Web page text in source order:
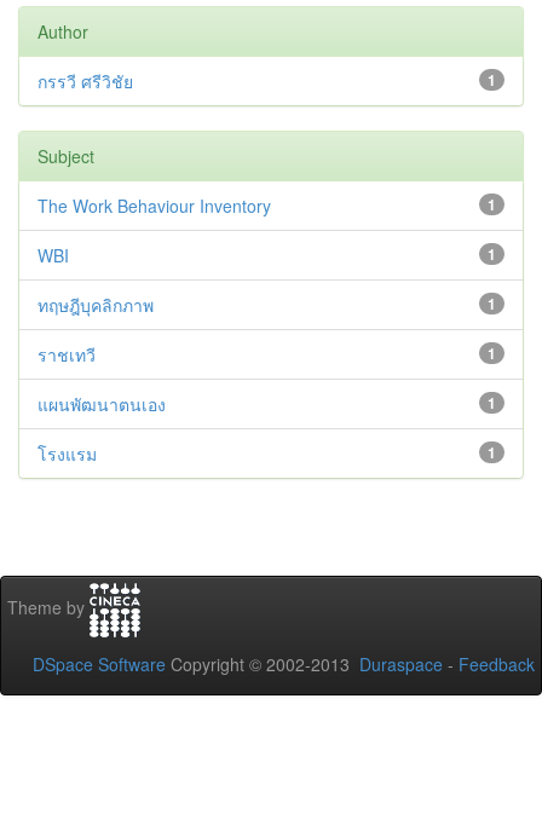
Author
1
กรรวี ศรีวิชัย
Subject
1
The Work Behaviour Inventory
1
WBI
1
ทฤษฎีบุคลิกภาพ
1
ราชเทวี
1
แผนพัฒนาตนเอง
1
โรงแรม
Theme by
DSpace Software Copyright © 2002-2013 Duraspace - Feedback